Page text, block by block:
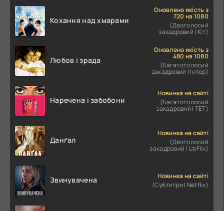
Кохання над хмарами
Оновлено якість з
720 на 1080
(Двоголосий
закадровий | Кіт)
Любов і зрада
Оновлено якість з
480 на 1080
(Багатоголосий
закадровий | Інтер)
Наречена і забобони
Новинка на сайті
(Багатоголосий
закадровий | ТЕТ)
Данґал
Новинка на сайті
(Двоголосий
закадровий | UaFlix)
Звинувачена
Новинка на сайті
(Субтитри | Netflix)